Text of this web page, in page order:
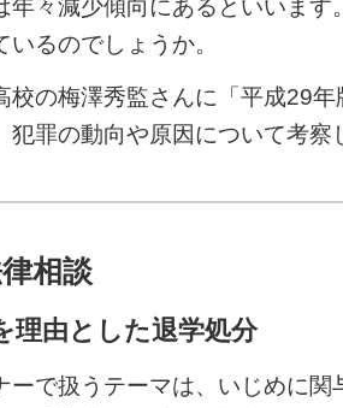
年々減少傾向にあるといいます
いるのでしょうか。
校の梅澤秀監さんに「平成29
犯罪の動向や原因について考察
相談
理由とした退学処分
ーで扱うテーマは、いじめに関